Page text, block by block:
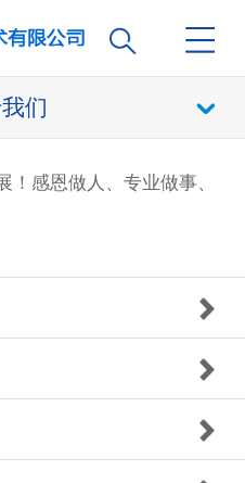
们
！感恩做人、专业做事、